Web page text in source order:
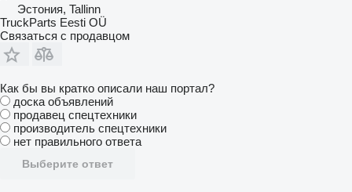
Эстония, Tallinn
TruckParts Eesti OÜ
Связаться с продавцом
Как бы вы кратко описали наш портал?
доска объявлений
продавец спецтехники
производитель спецтехники
нет правильного ответа
Выберите ответ